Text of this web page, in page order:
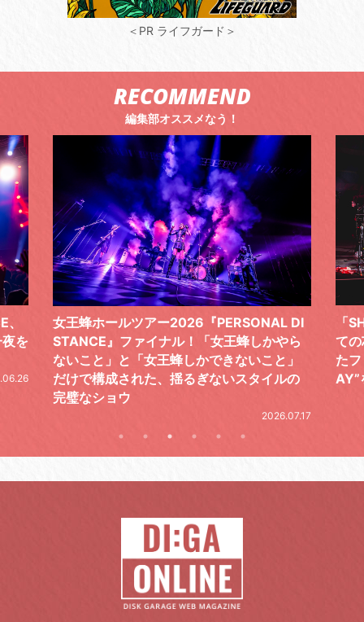
＜PR ライフガード＞
RECOMMEND
編集部オススメなう！
ら
の
「SHISHAMOでした!!!」ロックバンドとし
ての芯を貫き通し、笑顔と感謝で泳ぎ切っ
たファイナルライブ、DAY2“GOODBYE D
AY”をレポート
気
レ